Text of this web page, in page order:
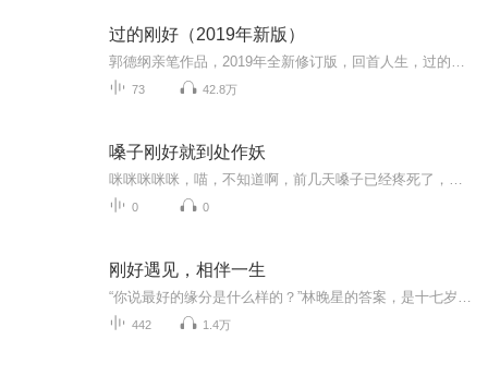
过的刚好（2019年新版）
73 42.8万
嗓子刚好就到处作妖
0 0
刚好遇见，相伴一生
442 1.4万